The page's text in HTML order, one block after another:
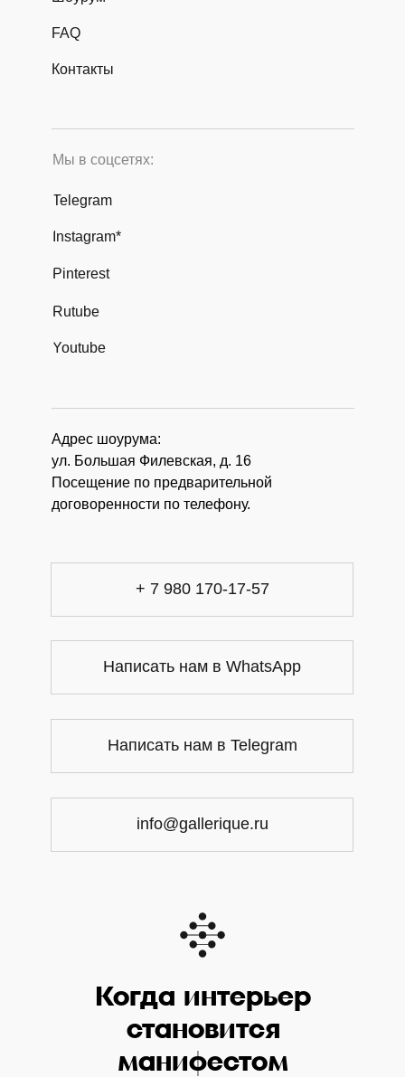
Адрес шоурума:
ул. Большая Филевская, д. 16
Посещение по предварительной
договоренности по телефону.
Мы в соцсетях:
Instagram*
Telegram
Когда интерьер
становится
манифестом
+ 7 980 170-17-57
Написать нам в WhatsApp
info@gallerique.ru
Написать нам в Telegram
FAQ
Контакты
Pinterest
Rutube
Youtube